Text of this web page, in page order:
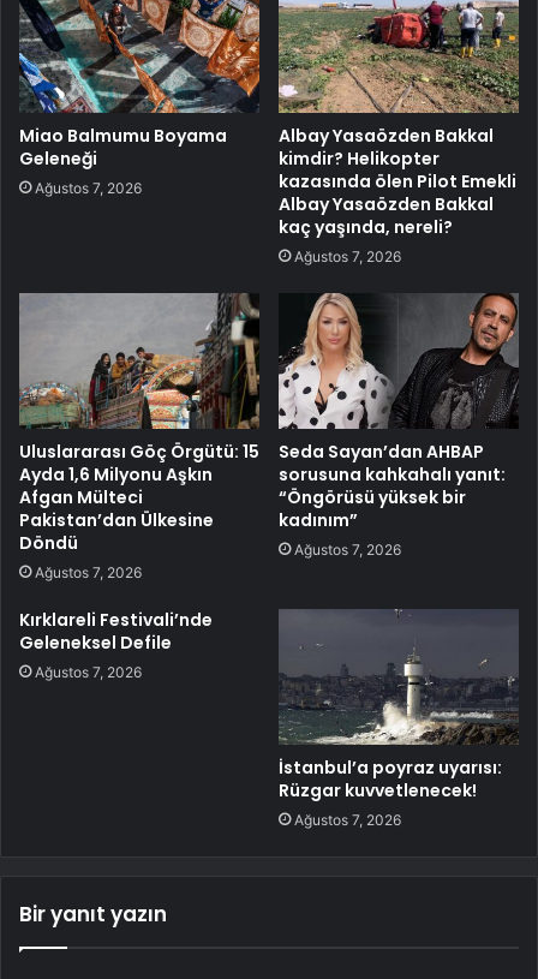
Miao Balmumu Boyama
Geleneği
Ağustos 7, 2026
Albay Yasaözden Bakkal
kimdir? Helikopter
kazasında ölen Pilot Emekli
Albay Yasaözden Bakkal
kaç yaşında, nereli?
Ağustos 7, 2026
Uluslararası Göç Örgütü: 15
Ayda 1,6 Milyonu Aşkın
Afgan Mülteci
Pakistan’dan Ülkesine
Döndü
Ağustos 7, 2026
Seda Sayan’dan AHBAP
sorusuna kahkahalı yanıt:
“Öngörüsü yüksek bir
kadınım”
Ağustos 7, 2026
Kırklareli Festivali’nde
Geleneksel Defile
Ağustos 7, 2026
İstanbul’a poyraz uyarısı:
Rüzgar kuvvetlenecek!
Ağustos 7, 2026
Bir yanıt yazın